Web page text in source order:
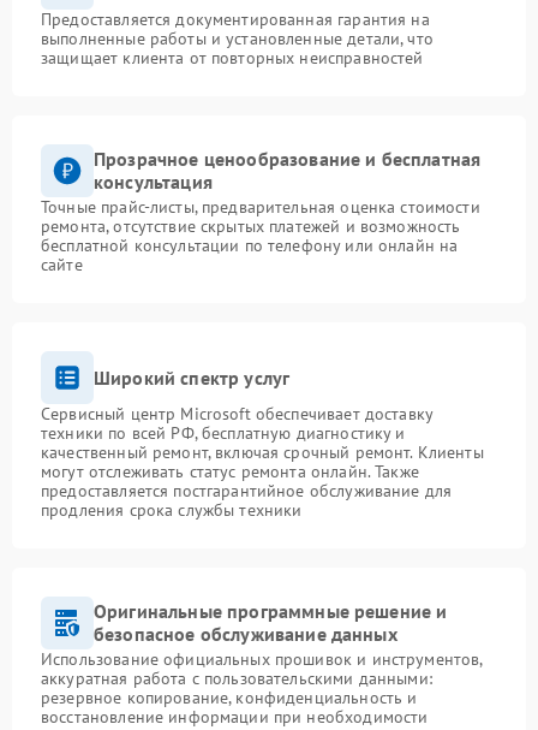
Предоставляется документированная гарантия на
выполненные работы и установленные детали, что
защищает клиента от повторных неисправностей
Прозрачное ценообразование и бесплатная
консультация
Точные прайс-листы, предварительная оценка стоимости
ремонта, отсутствие скрытых платежей и возможность
бесплатной консультации по телефону или онлайн на
сайте
Широкий спектр услуг
Сервисный центр Microsoft обеспечивает доставку
техники по всей РФ, бесплатную диагностику и
качественный ремонт, включая срочный ремонт. Клиенты
могут отслеживать статус ремонта онлайн. Также
предоставляется постгарантийное обслуживание для
продления срока службы техники
Оригинальные программные решение и
безопасное обслуживание данных
Использование официальных прошивок и инструментов,
аккуратная работа с пользовательскими данными:
резервное копирование, конфиденциальность и
восстановление информации при необходимости